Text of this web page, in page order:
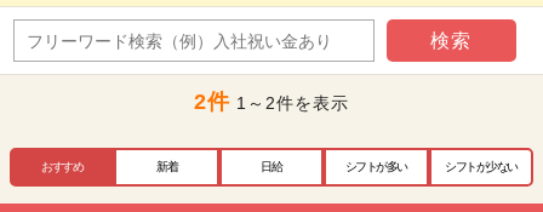
検索
2件 1～2件を表示
おすすめ 新着 日給 シフトが多い シフトが少ない